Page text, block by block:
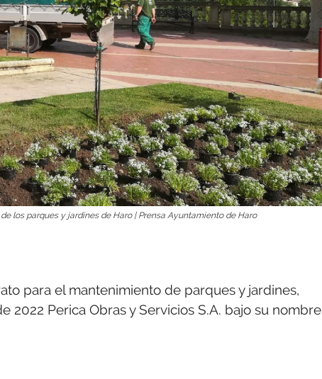
los parques y jardines de Haro | Prensa Ayuntamiento de Haro
para el mantenimiento de parques y jardines,
2022 Perica Obras y Servicios S.A. bajo su nombre